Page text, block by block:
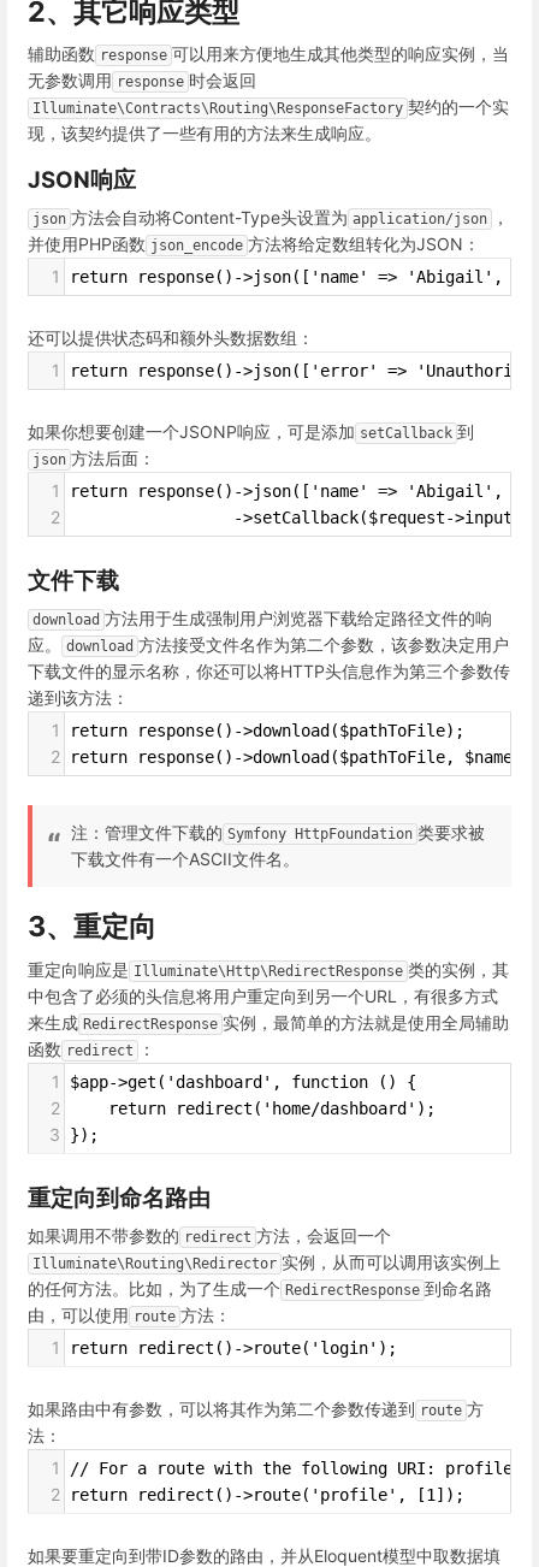
2、其它响应类型
辅助函数 response 可以用来方便地生成其他类型的响应实例，当
无参数调用 response 时会返回
Illuminate\Contracts\Routing\ResponseFactory 契约的一个实
现，该契约提供了一些有用的方法来生成响应。
JSON响应
json 方法会自动将Content-Type头设置为 application/json
，
并使用PHP函数 json_encode 方法将给定数组转化为JSON：
1
return response()->json(['name' => 'Abigail',
还可以提供状态码和额外头数据数组：
1
return response()->json(['error' =>
如果你想要创建一个JSONP响应，可是添加 setCallback 到
json 方法后面：
1
return response()->json(['name' => 'Abigail',
2
->setCallback($request-
文件下载
download 方法用于生成强制用户浏览器下载给定路径文件的响
应。
download 方法接受文件名作为第二个参数，该参数决定用户
下载文件的显示名称，你还可以将HTTP头信息作为第三个参数传
递到该方法：
1
return response()->download($pathToFile);
2 return response()->download($pathToFile, $name,
注：管理文件下载的 Symfony HttpFoundation 类要求被
下载文件有一个ASCII文件名。
3、重定向
重定向响应是 Illuminate\Http\RedirectResponse 类的实例，其
中包含了必须的头信息将用户重定向到另一个URL，有很多方式
来生成 RedirectResponse 实例，最简单的方法就是使用全局辅助
函数 redirect
：
1
$app->get('dashboard', function () {
2
    return redirect('home/dashboard');
3 });
重定向到命名路由
如果调用不带参数的 redirect 方法，会返回一个
Illuminate\Routing\Redirector 实例，从而可以调用该实例上
的任何方法。比如，为了生成一个 RedirectResponse 到命名路
由，可以使用 route 方法：
1
return redirect()->route('login');
如果路由中有参数，可以将其作为第二个参数传递到 route 方
法：
1
// For a route with the following URI: profile/
2 return redirect()->route('profile', [1]);
如果要重定向到带ID参数的路由，并从Eloquent模型中取数据填